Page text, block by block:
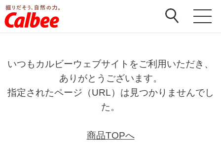
いつもカルビーウェブサイトをご利用いただき、
ありがとうございます。
指定されたページ（URL）は見つかりませんでし
た。
商品TOPへ